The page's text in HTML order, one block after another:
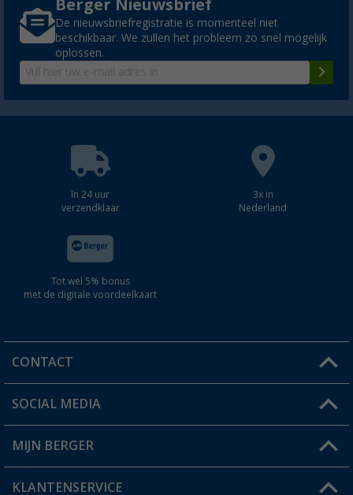
Berger Nieuwsbrief
De nieuwsbriefregistratie is momenteel niet
beschikbaar. We zullen het probleem zo snel mogelijk
oplossen.
In 24 uur
verzendklaar
3x in
Nederland
Tot wel 5% bonus
met de digitale voordeelkaart
CONTACT
Een vraag?
Winkel vinden
SOCIAL MEDIA
MIJN BERGER
Mijn account
KLANTENSERVICE